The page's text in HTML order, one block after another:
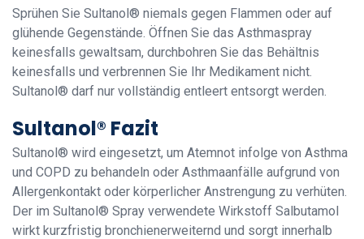
Sprühen Sie Sultanol® niemals gegen Flammen oder auf
glühende Gegenstände. Öffnen Sie das Asthmaspray
keinesfalls gewaltsam, durchbohren Sie das Behältnis
keinesfalls und verbrennen Sie Ihr Medikament nicht.
Sultanol® darf nur vollständig entleert entsorgt werden.
Sultanol® Fazit
Sultanol® wird eingesetzt, um Atemnot infolge von Asthma
und COPD zu behandeln oder Asthmaanfälle aufgrund von
Allergenkontakt oder körperlicher Anstrengung zu verhüten.
Der im Sultanol® Spray verwendete Wirkstoff Salbutamol
wirkt kurzfristig bronchienerweiternd und sorgt innerhalb